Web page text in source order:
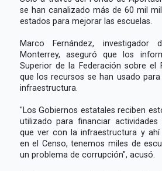
se han canalizado más de 60 mil
estados para mejorar las escuelas.
Marco Fernández, investigador
Monterrey, aseguró que los
Superior de la Federación sobre el
que los recursos se han usado
infraestructura.
"Los Gobiernos estatales reciben
utilizado para financiar
que ver con la infraestructura y ahí
en el Censo, tenemos miles de
un problema de corrupción", acusó.